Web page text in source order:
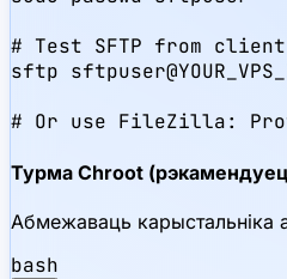
# Test SFTP from
sftp
# Or use FileZilla:
Турма Chroot
Абмежаваць карыстальніка
bash